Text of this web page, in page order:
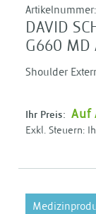
Artikelnummer:
DAVID
G660 MD
Shoulder
Ihr Preis: Auf